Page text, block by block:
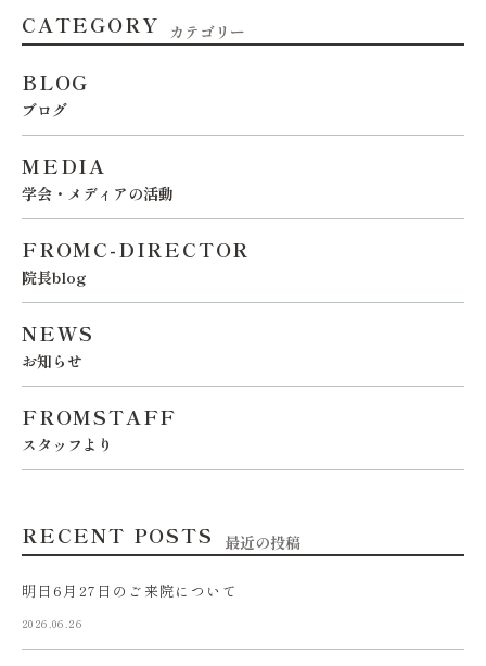
CATEGORY カテゴリー
BLOG
ブログ
MEDIA
学会・メディアの活動
FROMC-DIRECTOR
院長blog
NEWS
お知らせ
FROMSTAFF
スタッフより
RECENT POSTS 最近の投稿
明日6月27日のご来院について
2026.06.26